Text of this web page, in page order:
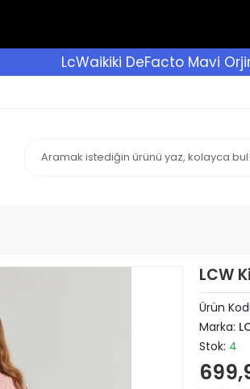
LcWaikiki DeFacto Mavi
LCW
Ürün
Marka:
Stok: 4